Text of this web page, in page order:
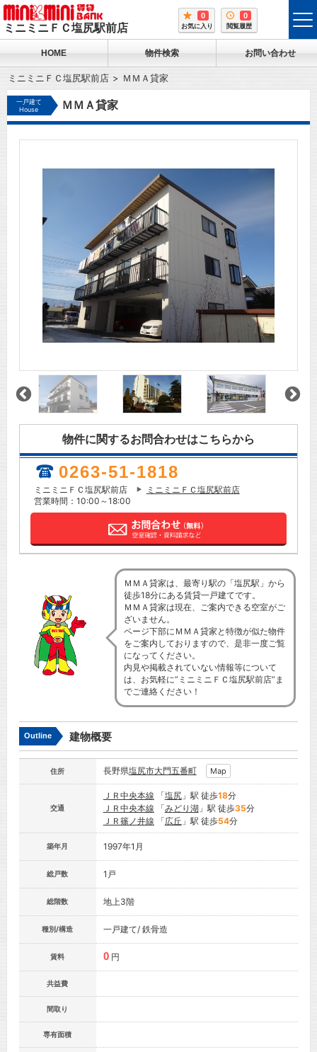
ミニミニＦＣ塩尻駅前店
0
お気に入り
0
閲覧履歴
HOME 物件検索 お問い合わせ
ミニミニＦＣ塩尻駅前店 ＭＭＡ貸家
一戸建て
House
ＭＭＡ貸家
物件に関するお問合わせはこちらから
0263-51-1818
ミニミニＦＣ塩尻駅前店
ミニミニＦＣ塩尻駅前店
営業時間：10:00～18:00
ＭＭＡ貸家は、最寄り駅の「塩尻駅」から
徒歩18分にある賃貸一戸建てです。
ＭＭＡ貸家は現在、ご案内できる空室がご
ざいません。
ページ下部にＭＭＡ貸家と特徴が似た物件
をご案内しておりますので、是非一度ご覧
になってください。
内見や掲載されていない情報等について
は、お気軽に”ミニミニＦＣ塩尻駅前店”ま
でご連絡ください！
Outline 建物概要
住所 長野県塩尻市大門五番町 Map
交通
ＪＲ中央本線 「塩尻」駅 徒歩18分
ＪＲ中央本線 「みどり湖」駅 徒歩35分
ＪＲ篠ノ井線 「広丘 」駅 徒歩54分
築年月 1997年1月
総戸数 1戸
総階数 地上3階
種別/構造 一戸建て/ 鉄骨造
賃料 0 円
共益費
間取り
専有面積